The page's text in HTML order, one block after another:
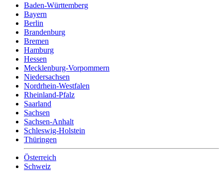
Baden-Württemberg
Bayern
Berlin
Brandenburg
Bremen
Hamburg
Hessen
Mecklenburg-Vorpommern
Niedersachsen
Nordrhein-Westfalen
Rheinland-Pfalz
Saarland
Sachsen
Sachsen-Anhalt
Schleswig-Holstein
Thüringen
Österreich
Schweiz